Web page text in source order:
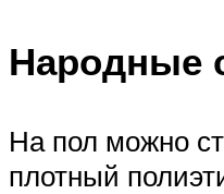
Народные
На пол можно
плотный